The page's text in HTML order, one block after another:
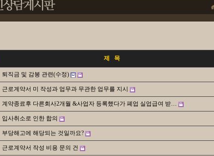
제 목
퇴직금 및 감봉 관련(수정)
근로계약서 미 작성과 업무과 무관한 업무를 지시
계약종료후 다른회사2개월 &사업자 등록했다가 폐업 실업급여 받…
입사취소로 인한 합의
부당해고에 해당되는 것일까요?
근로계약서 작성 비용 문의 건